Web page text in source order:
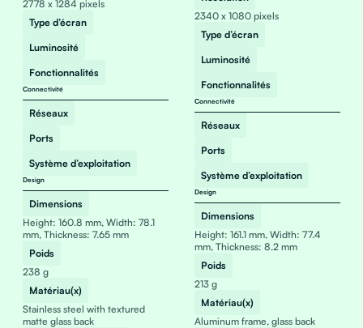
2778 x 1284 pixels
Type d’écran
Luminosité
Fonctionnalités
Connectivité
Réseaux
Ports
Système d’exploitation
Design
Dimensions
Height: 160.8 mm, Width: 78.1
mm, Thickness: 7.65 mm
Poids
238 g
Matériau(x)
Stainless steel with textured
matte glass back
2340 x 1080 pixels
Type d’écran
Luminosité
Fonctionnalités
Connectivité
Réseaux
Ports
Système d’exploitation
Design
Dimensions
Height: 161.1 mm, Width: 77.4
mm, Thickness: 8.2 mm
Poids
213 g
Matériau(x)
Aluminum frame, glass back